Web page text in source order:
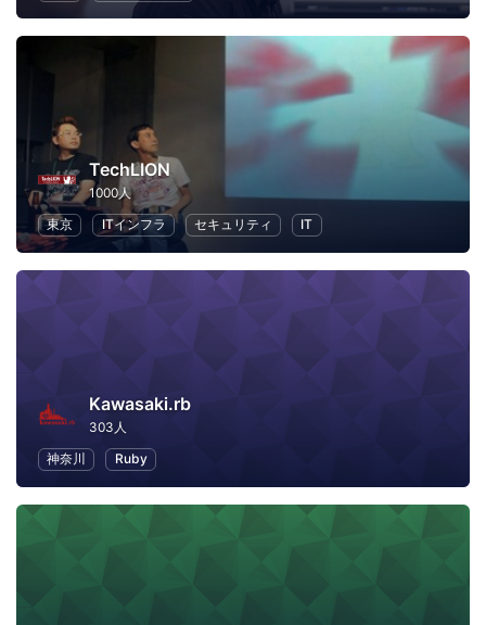
TechLION
1000人
東京
ITインフラ セキュリティ IT
Kawasaki.rb
303人
神奈川
Ruby